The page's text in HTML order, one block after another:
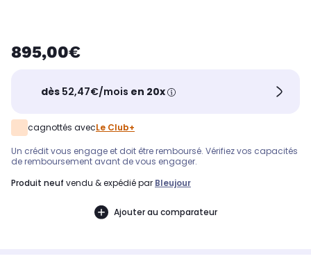
895,00€
dès 52,47€/mois en 20x
cagnottés avecLe Club+
Un crédit vous engage et doit être remboursé. Vérifiez vos capacités
de remboursement avant de vous engager.
produit neuf vendu & expédié par Bleujour
Ajouter au comparateur